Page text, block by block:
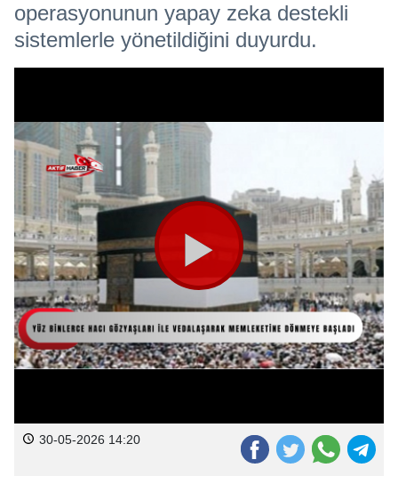
operasyonunun yapay zeka destekli
sistemlerle yönetildiğini duyurdu.
30-05-2026 14:20